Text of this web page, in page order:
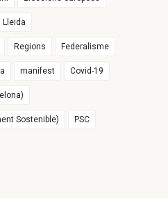
Lleida
Regions Federalisme
manifest Covid-19
Sostenible) PSC